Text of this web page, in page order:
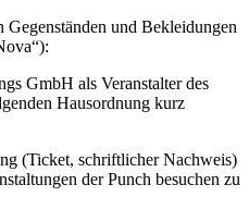
und Bekleidungen
GmbH als Veranstalter des
Hausordnung kurz
(Ticket, schriftlicher Nachweis)
der Punch besuchen zu